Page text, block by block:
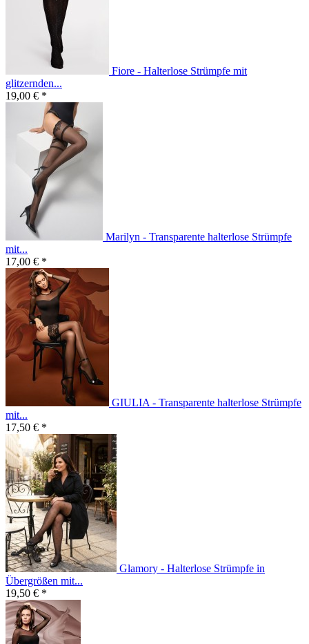
Fiore - Halterlose Strümpfe mit
glitzernden...
19,00 € *
Marilyn - Transparente halterlose Strümpfe
mit...
17,00 € *
GIULIA - Transparente halterlose Strümpfe
mit...
17,50 € *
Glamory - Halterlose Strümpfe in
Übergrößen mit...
19,50 € *